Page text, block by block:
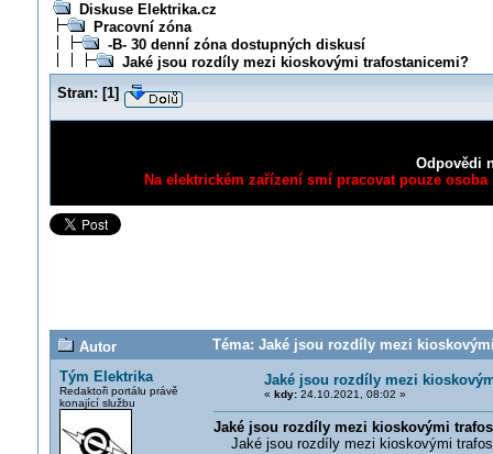
Diskuse Elektrika.cz
Pracovní zóna
-B- 30 denní zóna dostupných diskusí
Jaké jsou rozdíly mezi kioskovými trafostanicemi?
Stran: [1]
Odpovědi
Na elektrickém zařízení smí pracovat pouze
Autor
Téma: Jaké jsou rozdíly mezi
Tým Elektrika
Redaktoři portálu právě
konající službu
Jaké jsou rozdíly mezi
« kdy:24.10.2021, 08:02 »
Jaké jsou rozdíly mezi kioskovými
Jaké jsou rozdíly mezi kioskovými